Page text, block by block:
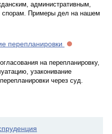
административным,
Примеры дел на нашем
перепланировки
на перепланировку,
узаконивание
через суд.